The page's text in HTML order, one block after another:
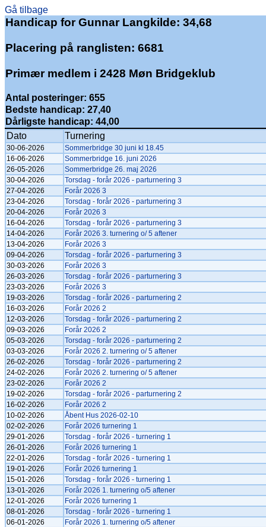
Gå tilbage
Handicap for Gunnar Langkilde: 34,68
Placering på ranglisten: 6681
Primær medlem i 2428 Møn Bridgeklub
Antal posteringer: 655
Bedste handicap: 27,40
Dårligste handicap: 44,00
Dato
Turnering
30-06-2026
Sommerbridge 30 juni kl 18.45
16-06-2026
Sommerbridge 16. juni 2026
26-05-2026
Sommerbridge 26. maj 2026
30-04-2026
Torsdag - forår 2026 - parturnering 3
27-04-2026
Forår 2026 3
23-04-2026
Torsdag - forår 2026 - parturnering 3
20-04-2026
Forår 2026 3
16-04-2026
Torsdag - forår 2026 - parturnering 3
14-04-2026
Forår 2026 3. turnering o/ 5 aftener
13-04-2026
Forår 2026 3
09-04-2026
Torsdag - forår 2026 - parturnering 3
30-03-2026
Forår 2026 3
26-03-2026
Torsdag - forår 2026 - parturnering 3
23-03-2026
Forår 2026 3
19-03-2026
Torsdag - forår 2026 - parturnering 2
16-03-2026
Forår 2026 2
12-03-2026
Torsdag - forår 2026 - parturnering 2
09-03-2026
Forår 2026 2
05-03-2026
Torsdag - forår 2026 - parturnering 2
03-03-2026
Forår 2026 2. turnering o/ 5 aftener
26-02-2026
Torsdag - forår 2026 - parturnering 2
24-02-2026
Forår 2026 2. turnering o/ 5 aftener
23-02-2026
Forår 2026 2
19-02-2026
Torsdag - forår 2026 - parturnering 2
16-02-2026
Forår 2026 2
10-02-2026
Åbent Hus 2026-02-10
02-02-2026
Forår 2026 turnering 1
29-01-2026
Torsdag - forår 2026 - turnering 1
26-01-2026
Forår 2026 turnering 1
22-01-2026
Torsdag - forår 2026 - turnering 1
19-01-2026
Forår 2026 turnering 1
15-01-2026
Torsdag - forår 2026 - turnering 1
13-01-2026
Forår 2026 1. turnering o/5 aftener
12-01-2026
Forår 2026 turnering 1
08-01-2026
Torsdag - forår 2026 - turnering 1
06-01-2026
Forår 2026 1. turnering o/5 aftener